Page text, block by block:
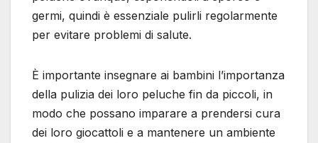
germi, quindi è essenziale pulirli regolarmente
per evitare problemi di salute.
È importante insegnare ai bambini l’importanza
della pulizia dei loro peluche fin da piccoli, in
modo che possano imparare a prendersi cura
dei loro giocattoli e a mantenere un ambiente